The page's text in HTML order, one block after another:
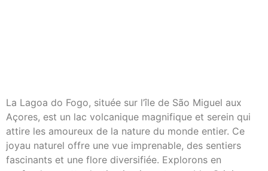
La Lagoa do Fogo, située sur l’île de São Miguel aux
Açores, est un lac volcanique magnifique et serein qui
attire les amoureux de la nature du monde entier. Ce
joyau naturel offre une vue imprenable, des sentiers
fascinants et une flore diversifiée. Explorons en